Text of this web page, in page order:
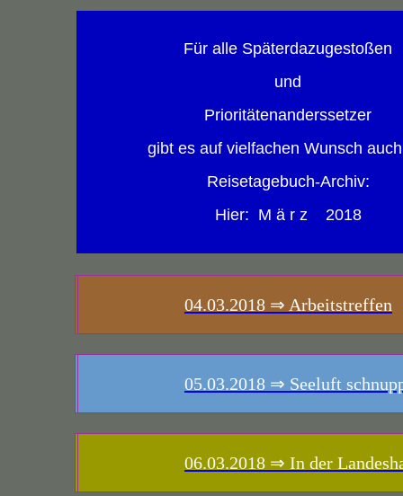
Für alle Späterdazugestoßen
und
Prioritätenanderssetzer
gibt es auf vielfachen Wunsch
Reisetagebuch-Archiv:
Hier: M ä r z 2018
04.03.2018 ⇒ Arbeitstreffen
05.03.2018 ⇒ Seeluft
06.03.2018 ⇒ In der